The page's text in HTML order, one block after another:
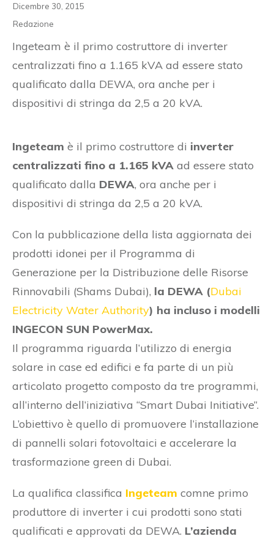
Dicembre 30, 2015
Redazione
Ingeteam è il primo costruttore di inverter
centralizzati fino a 1.165 kVA ad essere stato
qualificato dalla DEWA, ora anche per i
dispositivi di stringa da 2,5 a 20 kVA.
Ingeteam è il primo costruttore di inverter
centralizzati fino a 1.165 kVA ad essere stato
qualificato dalla DEWA, ora anche per i
dispositivi di stringa da 2,5 a 20 kVA.
Con la pubblicazione della lista aggiornata dei
prodotti idonei per il Programma di
Generazione per la Distribuzione delle Risorse
Rinnovabili (Shams Dubai), la DEWA (Dubai
Electricity Water Authority) ha incluso i modelli
INGECON SUN PowerMax.
Il programma riguarda l’utilizzo di energia
solare in case ed edifici e fa parte di un più
articolato progetto composto da tre programmi,
all’interno dell’iniziativa “Smart Dubai Initiative”.
L’obiettivo è quello di promuovere l’installazione
di pannelli solari fotovoltaici e accelerare la
trasformazione green di Dubai.
La qualifica classifica Ingeteam comne primo
produttore di inverter i cui prodotti sono stati
qualificati e approvati da DEWA. L’azienda